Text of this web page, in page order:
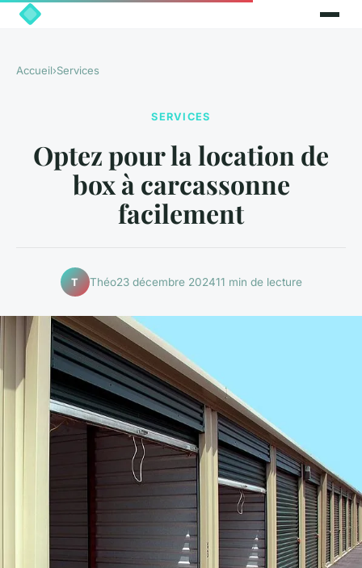
Accueil›Services
SERVICES
Optez pour la location de
box à carcassonne
facilement
T Théo23 décembre 202411 min de lecture